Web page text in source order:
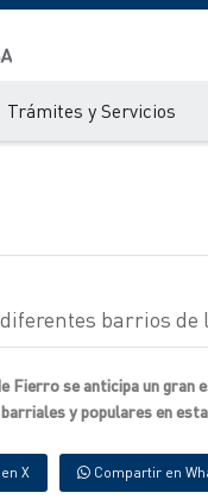
Trámites y Servicios
barrios de
Fierro se anticipa un
y populares en
X Compartir en